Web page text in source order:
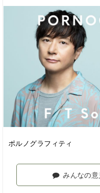
ポルノグラフィティ
みんなの